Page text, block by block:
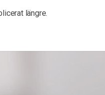
längre.